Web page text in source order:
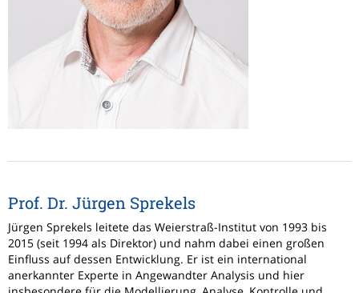
Prof. Dr. Jürgen Sprekels
Jürgen Sprekels leitete das Weierstraß-Institut von 1993 bis
2015 (seit 1994 als Direktor) und nahm dabei einen großen
Einfluss auf dessen Entwicklung. Er ist ein international
anerkannter Experte in Angewandter Analysis und hier